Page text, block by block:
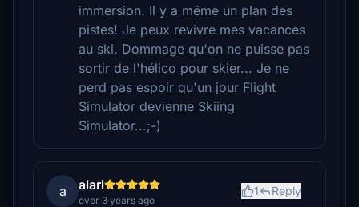
immersion. Il y a même un plan des
pistes! Je peux revivre mes vacances
au ski. Dommage qu'on ne puisse pas
sortir de l'hélico pour skier... Je ne
perd pas espoir qu'un jour Flight
Simulator devienne Skiing
Simulator...;-)
a alarl
over 3 years ago
1 Reply